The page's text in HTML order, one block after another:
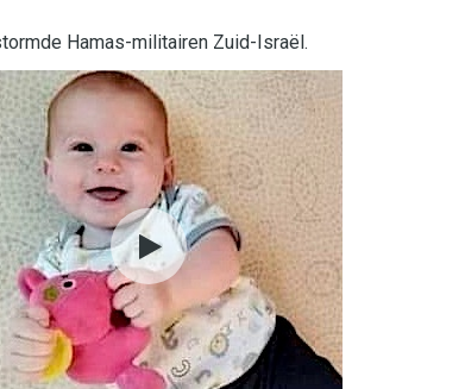
Hamas-militairen Zuid-Israël.